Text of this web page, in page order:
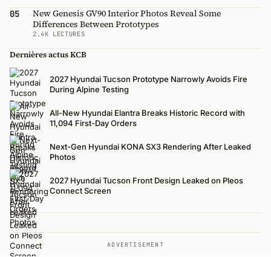
05
New Genesis GV90 Interior Photos Reveal Some
Differences Between Prototypes
2.4K LECTURES
Dernières actus KCB
2027 Hyundai Tucson Prototype Narrowly Avoids Fire
During Alpine Testing
All-New Hyundai Elantra Breaks Historic Record with
11,094 First-Day Orders
Next-Gen Hyundai KONA SX3 Rendering After Leaked
Photos
2027 Hyundai Tucson Front Design Leaked on Pleos
Connect Screen
ADVERTISEMENT